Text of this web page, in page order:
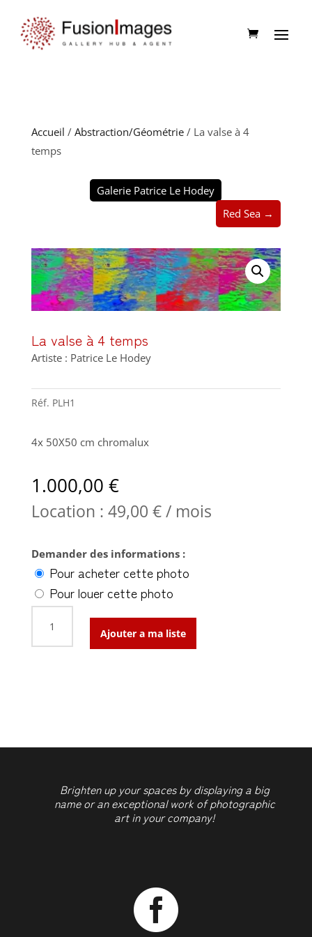
Accueil / Abstraction/Géométrie/ La valse à 4
temps
Galerie Patrice Le Hodey
Red Sea →
La valse à 4 temps
Artiste : Patrice Le Hodey
Réf. PLH1
4x 50X50 cm chromalux
1.000,00 €
Location : 49,00 €/ mois
Demander des informations :
Pour acheter cette photo
Pour louer cette photo
Ajouter a ma liste
Brighten up your spaces by displaying a big
name or an exceptional work of photographic
art in your company!
